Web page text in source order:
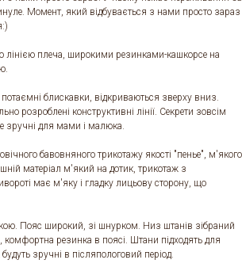
Момент, який відбувається з нами просто зараз
лінією плеча, широкими резинками-кашкорсе на
блискавки, відкриваються зверху вниз.
розроблені конструктивні лінії. Секрети зовсім
зручні для мами і малюка.
бавовняного трикотажу якості "пенье", м'якого
матеріал м'який на дотик, трикотаж з
має м'яку і гладку лицьову сторону, що
Пояс широкий, зі шнурком. Низ штанів зібраний
комфортна резинка в поясі. Штани підходять для
будуть зручні в післяпологовий період.